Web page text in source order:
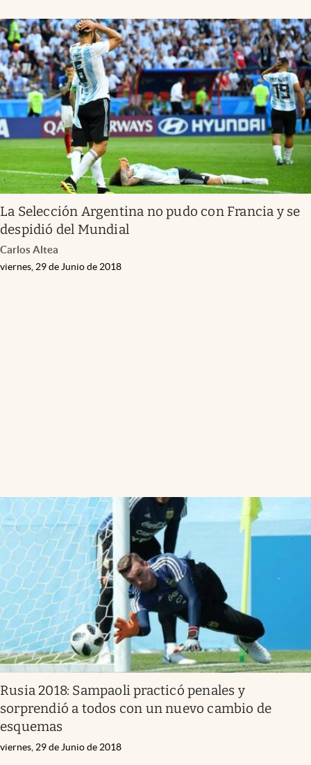
La Selección Argentina no pudo con Francia y se
despidió del Mundial
Carlos Altea
viernes, 29 de Junio de 2018
Rusia 2018: Sampaoli practicó penales y
sorprendió a todos con un nuevo cambio de
esquemas
viernes, 29 de Junio de 2018